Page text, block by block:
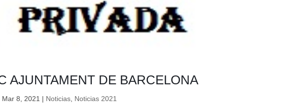
AJUNTAMENT DE BARCELONA
Mar 8, 2021 | Noticias, Noticias 2021